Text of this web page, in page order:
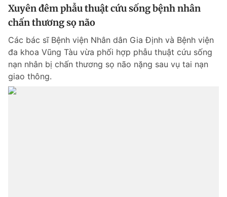
Xuyên đêm phẫu thuật cứu sống bệnh nhân
chấn thương sọ não
Các bác sĩ Bệnh viện Nhân dân Gia Định và Bệnh viện
đa khoa Vũng Tàu vừa phối hợp phẫu thuật cứu sống
nạn nhân bị chấn thương sọ não nặng sau vụ tai nạn
giao thông.